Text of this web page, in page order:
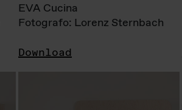
EVA Cucina
Fotografo: Lorenz Sternbach
Download